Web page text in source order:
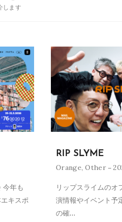
します
今年も
キスポ
RIP SLYME
Orange,Other
リップスライムのオ
演情報やイベント予
の確…